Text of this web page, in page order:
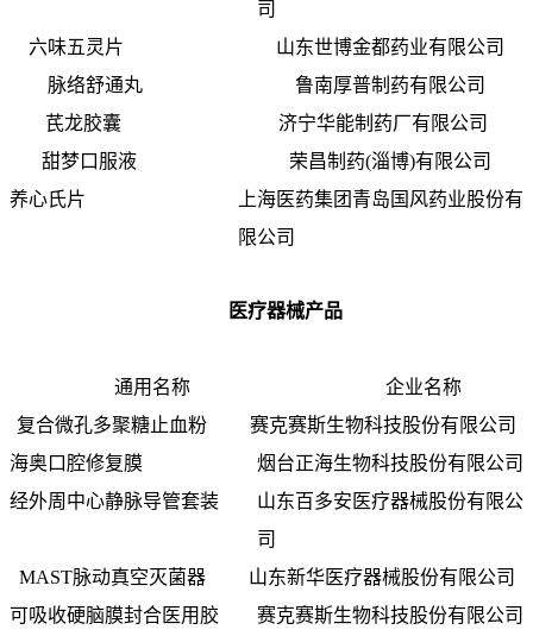
司
六味五灵片 山东世博金都药业有限公司
脉络舒通丸 鲁南厚普制药有限公司
芪龙胶囊 济宁华能制药厂有限公司
甜梦口服液 荣昌制药(淄博)有限公司
养心氏片 上海医药集团青岛国风药业股份有
限公司
医疗器械产品
通用名称 企业名称
复合微孔多聚糖止血粉 赛克赛斯生物科技股份有限公司
海奥口腔修复膜 烟台正海生物科技股份有限公司
经外周中心静脉导管套装 山东百多安医疗器械股份有限公
司
MAST脉动真空灭菌器 山东新华医疗器械股份有限公司
可吸收硬脑膜封合医用胶 赛克赛斯生物科技股份有限公司